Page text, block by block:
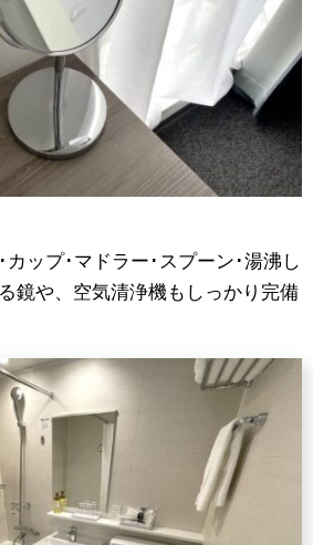
ップ･マドラー･スプーン･湯沸し
鏡や、空気清浄機もしっかり完備